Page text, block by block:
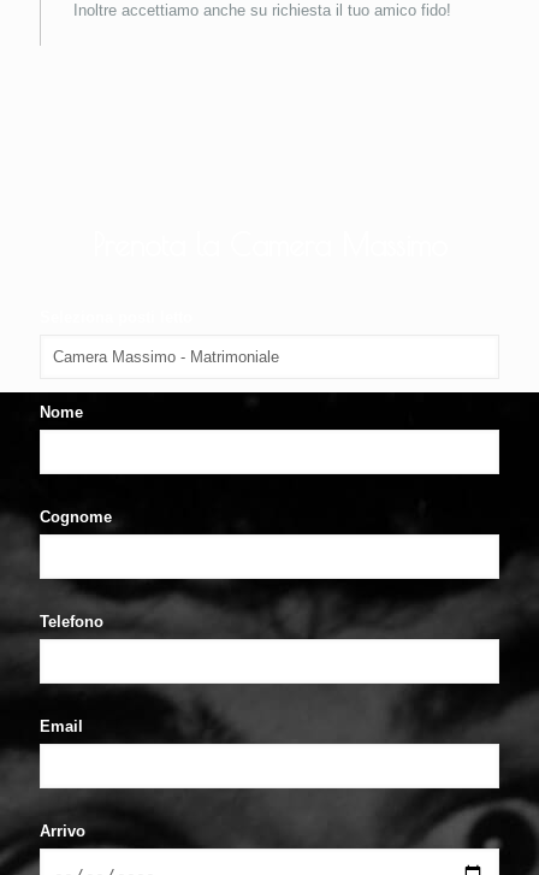
Inoltre accettiamo anche su richiesta il tuo amico fido!
Nome
Cognome
Telefono
Email
Arrivo